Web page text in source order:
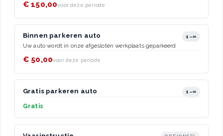
€ 150,00voor deze periode
Binnen parkeren auto 1–∞
Uw auto wordt in onze afgesloten werkplaats geparkeerd
€ 50,00voor deze periode
Gratis parkeren auto 1–∞
Gratis